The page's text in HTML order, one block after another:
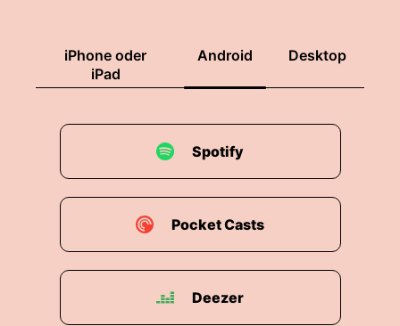
iPhone oder
iPad
Android Desktop
Spotify
Pocket Casts
Deezer